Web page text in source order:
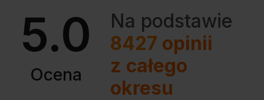
5.0
Ocena
Na podstawie
8427 opinii
z całego
okresu